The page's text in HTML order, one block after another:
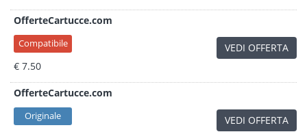
OfferteCartucce.com
Compatibile
€ 7.50
VEDI OFFERTA
OfferteCartucce.com
Originale VEDI OFFERTA